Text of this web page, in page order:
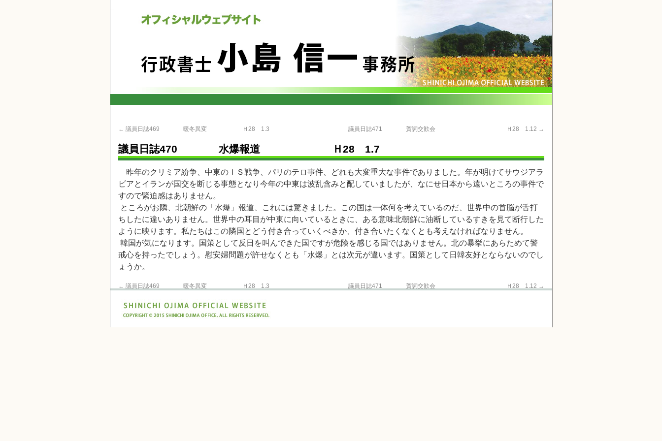
← 議員日誌469 暖冬異変 Ｈ28 1.3 議員日誌471 賀詞交歓会 Ｈ28 1.12 →
議員日誌470 水爆報道 Ｈ28 1.7
昨年のクリミア紛争、中東のＩＳ戦争、パリのテロ事件、どれも大変重大な事件でありました。年が明けてサウジアラ
ビアとイランが国交を断じる事態となり今年の中東は波乱含みと配していましたが、なにせ日本から遠いところの事件で
すので緊迫感はありません。
ところがお隣、北朝鮮の「水爆」報道、これには驚きました。この国は一体何を考えているのだ、世界中の首脳が舌打
ちしたに違いありません。世界中の耳目が中東に向いているときに、ある意味北朝鮮に油断しているすきを見て断行した
ように映ります。私たちはこの隣国とどう付き合っていくべきか、付き合いたくなくとも考えなければなりません。
韓国が気になります。国策として反日を叫んできた国ですが危険を感じる国ではありません。北の暴挙にあらためて警
戒心を持ったでしょう。慰安婦問題が許せなくとも「水爆」とは次元が違います。国策として日韓友好とならないのでし
ょうか。
← 議員日誌469 暖冬異変 Ｈ28 1.3 議員日誌471 賀詞交歓会 Ｈ28 1.12 →